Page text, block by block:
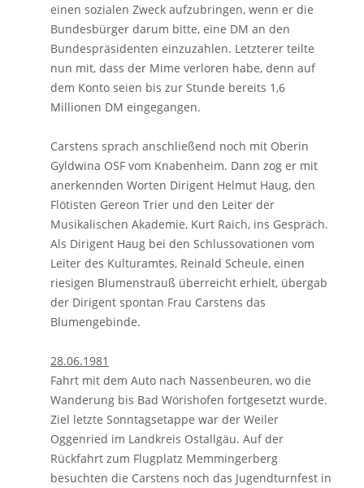
einen sozialen Zweck aufzubringen, wenn er die
Bundesbürger darum bitte, eine DM an den
Bundespräsidenten einzuzahlen. Letzterer teilte
nun mit, dass der Mime verloren habe, denn auf
dem Konto seien bis zur Stunde bereits 1,6
Millionen DM eingegangen.
Carstens sprach anschließend noch mit Oberin
Gyldwina OSF vom Knabenheim. Dann zog er mit
anerkennden Worten Dirigent Helmut Haug, den
Flötisten Gereon Trier und den Leiter der
Musikalischen Akademie, Kurt Raich, ins Gespräch.
Als Dirigent Haug bei den Schlussovationen vom
Leiter des Kulturamtes, Reinald Scheule, einen
riesigen Blumenstrauß überreicht erhielt, übergab
der Dirigent spontan Frau Carstens das
Blumengebinde.
28.06.1981
Fahrt mit dem Auto nach Nassenbeuren, wo die
Wanderung bis Bad Wörishofen fortgesetzt wurde.
Ziel letzte Sonntagsetappe war der Weiler
Oggenried im Landkreis Ostallgäu. Auf der
Rückfahrt zum Flugplatz Memmingerberg
besuchten die Carstens noch das Jugendturnfest in